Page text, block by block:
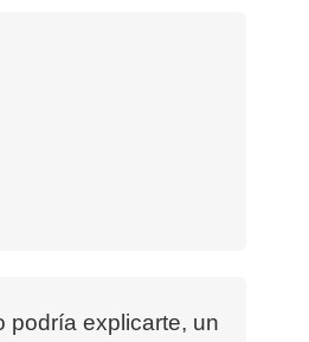
podría explicarte, un